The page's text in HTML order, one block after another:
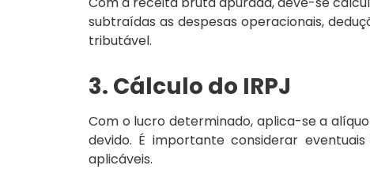
subtraídas as despesas operacionais,
tributável.
3. Cálculo do IRPJ
Com o lucro determinado, aplica-se a
devido. É importante considerar
aplicáveis.